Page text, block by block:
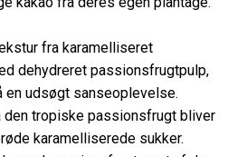
fra karamelliseret
dehydreret passionsfrugtpulp,
en udsøgt sanseoplevelse.
den tropiske passionsfrugt bliver
karamelliserede sukker.